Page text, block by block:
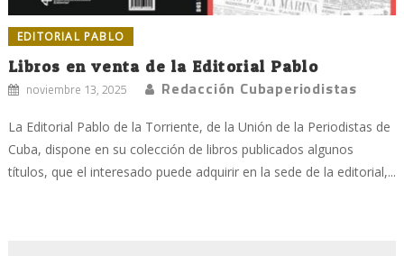
EDITORIAL PABLO
Libros en venta de la Editorial Pablo
noviembre 13, 2025 Redacción Cubaperiodistas
La Editorial Pablo de la Torriente, de la Unión de la Periodistas de
Cuba, dispone en su colección de libros publicados algunos
títulos, que el interesado puede adquirir en la sede de la editorial,...